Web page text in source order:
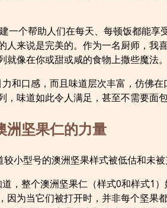
一个帮助人们在每天、每顿饭都能
人来说是完美的。作为一名厨师，我
就像在你或甜或咸的食物上撒些魔法
和口感，而且味道层次丰富，仿佛
，味道如此令人满足，甚至不需要面
洲坚果仁的力量
小型号的澳洲坚果样式被低估和未
，整个澳洲坚果仁（样式0和样式1
因为当它们被打开时，并非每个坚果